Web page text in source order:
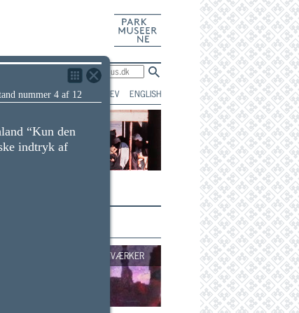
TILMELD NYHEDSBREV ENGLISH
UDVALGTE KUNSTVÆRKER
nummer 4 af 12
“Kun den
indtryk af
Luk
genstand